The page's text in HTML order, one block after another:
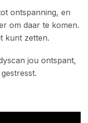
ontspanning, en
om daar te komen.
kunt zetten.
jou ontspant,